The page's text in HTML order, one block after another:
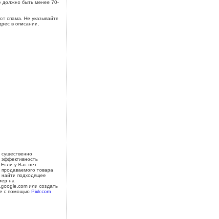
должно быть менее 70-
спама. Не указывайте
в описании.
эффективность
у Вас нет
товара
найти подходящее
на
или создать
с помощью Pixlr.com